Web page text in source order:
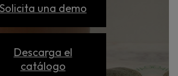
Solicita una demo
Descarga el
catálogo